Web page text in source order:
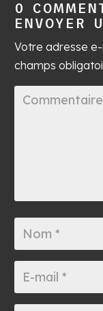
0
ENVOYER
Votre adresse
champs